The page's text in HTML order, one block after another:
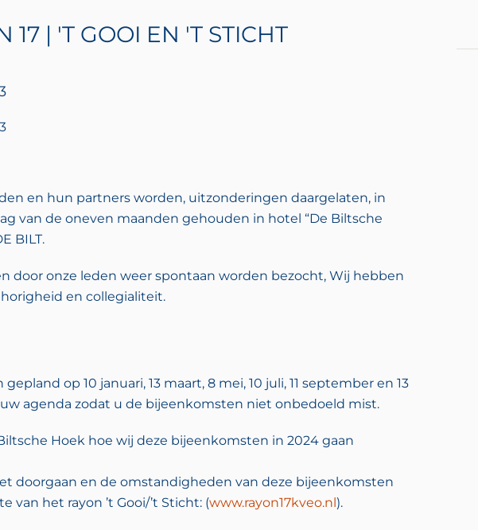
17 | 'T GOOI EN 'T STICHT
en hun partners worden, uitzonderingen daargelaten, in
van de oneven maanden gehouden in hotel “De Biltsche
BILT.
door onze leden weer spontaan worden bezocht, Wij hebben
en collegialiteit.
op 10 januari, 13 maart, 8 mei, 10 juli, 11 september en 13
agenda zodat u de bijeenkomsten niet onbedoeld mist.
Hoek hoe wij deze bijeenkomsten in 2024 gaan
doorgaan en de omstandigheden van deze bijeenkomsten
van het rayon ’t Gooi/’t Sticht: (www.rayon17kveo.nl ).